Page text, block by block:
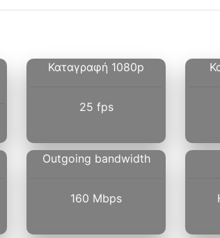
Καταγραφή 1080p
25 fps
Outgoing bandwidth
160 Mbps